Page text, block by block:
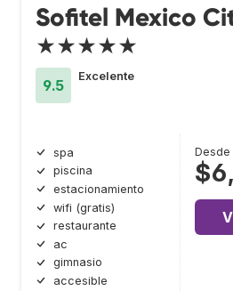
Sofitel Mexico
★★★★★
9.5
Excelente
spa
piscina
estacionamiento
wifi (gratis)
restaurante
ac
gimnasio
accesible
Desde